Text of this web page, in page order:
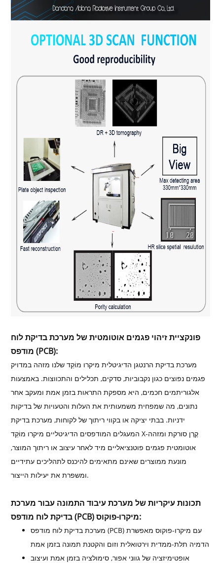
פונקציית זיהוי פגמים אוטומטית של מערכת בדיקת לוח
מודפס (PCB):
מערכת בדיקת הרנטגן הדיגיטלית מיקרו מוֹקֵד שלנו מזהה במדויק
פגמים נפוצים כגון נקבוביות, סדקים, תכלילים והתכווצות. באמצעות
אלגוריתמים חכמים, היא מספקת התראות בזמן אמת ומעקב אחר
נתונים, מה שמפחית משמעותית את העלות והטעויות של בדיקות
ידניות. בבתי יציקה או בקווי ריתוך של לקוחות, מערכת בדיקת
המעגלים המודפסים הדיגיטליים מיקרו מוֹקֵד X-קֶרֶן סורקת ומזהה
אוטומטית פגמים פוטנציאליים מיד לאחר עיצוב או ריתוך המוצר,
מונעת ממוצרים שאינם מתאימים להיכנס לתהליכים עתידיים
ומשפרת את יעילות הייצור.
תכונות עיקריות של מערכת עיבוד התמונה עבור מערכת
בדיקת לוח מודפס (PCB) מיקרו-פוקוס:
מערכת בדיקת לוח מודפס (PCB) עם מיקרו-פוקוס מאפשרת
הדמיה תלת-ממדית וירטואלית וזום והקטנת תמונה בזמן אמת
אופטימיזציה של גווני אפור, סימולציה בזמן אמת ועיצוב